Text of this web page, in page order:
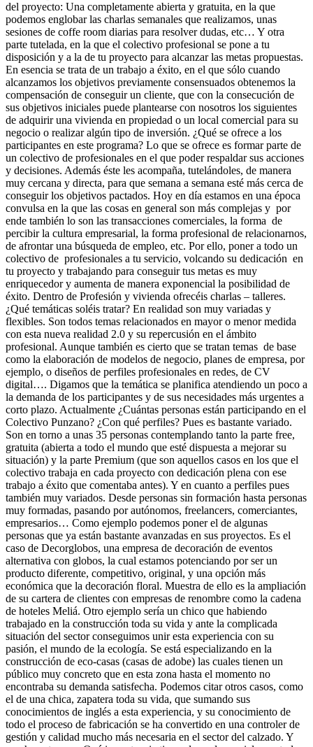
del proyecto: Una completamente abierta y gratuita, en la que
podemos englobar las charlas semanales que realizamos, unas
sesiones de coffe room diarias para resolver dudas, etc… Y otra
parte tutelada, en la que el colectivo profesional se pone a tu
disposición y a la de tu proyecto para alcanzar las metas propuestas.
En esencia se trata de un trabajo a éxito, en el que sólo cuando
alcanzamos los objetivos previamente consensuados obtenemos la
compensación de conseguir un cliente, que con la consecución de
sus objetivos iniciales puede plantearse con nosotros los siguientes
de adquirir una vivienda en propiedad o un local comercial para su
negocio o realizar algún tipo de inversión. ¿Qué se ofrece a los
participantes en este programa? Lo que se ofrece es formar parte de
un colectivo de profesionales en el que poder respaldar sus acciones
y decisiones. Además éste les acompaña, tutelándoles, de manera
muy cercana y directa, para que semana a semana esté más cerca de
conseguir los objetivos pactados. Hoy en día estamos en una época
convulsa en la que las cosas en general son más complejas y por
ende también lo son las transacciones comerciales, la forma de
percibir la cultura empresarial, la forma profesional de relacionarnos,
de afrontar una búsqueda de empleo, etc. Por ello, poner a todo un
colectivo de profesionales a tu servicio, volcando su dedicación en
tu proyecto y trabajando para conseguir tus metas es muy
enriquecedor y aumenta de manera exponencial la posibilidad de
éxito. Dentro de Profesión y vivienda ofrecéis charlas – talleres.
¿Qué temáticas soléis tratar? En realidad son muy variadas y
flexibles. Son todos temas relacionados en mayor o menor medida
con esta nueva realidad 2.0 y su repercusión en el ámbito
profesional. Aunque también es cierto que se tratan temas de base
como la elaboración de modelos de negocio, planes de empresa, por
ejemplo, o diseños de perfiles profesionales en redes, de CV
digital…. Digamos que la temática se planifica atendiendo un poco a
la demanda de los participantes y de sus necesidades más urgentes a
corto plazo. Actualmente ¿Cuántas personas están participando en el
Colectivo Punzano? ¿Con qué perfiles? Pues es bastante variado.
Son en torno a unas 35 personas contemplando tanto la parte free,
gratuita (abierta a todo el mundo que esté dispuesta a mejorar su
situación) y la parte Premium (que son aquellos casos en los que el
colectivo trabaja en cada proyecto con dedicación plena con ese
trabajo a éxito que comentaba antes). Y en cuanto a perfiles pues
también muy variados. Desde personas sin formación hasta personas
muy formadas, pasando por autónomos, freelancers, comerciantes,
empresarios… Como ejemplo podemos poner el de algunas
personas que ya están bastante avanzadas en sus proyectos. Es el
caso de Decorglobos, una empresa de decoración de eventos
alternativa con globos, la cual estamos potenciando por ser un
producto diferente, competitivo, original, y una opción más
económica que la decoración floral. Muestra de ello es la ampliación
de su cartera de clientes con empresas de renombre como la cadena
de hoteles Meliá. Otro ejemplo sería un chico que habiendo
trabajado en la construcción toda su vida y ante la complicada
situación del sector conseguimos unir esta experiencia con su
pasión, el mundo de la ecología. Se está especializando en la
construcción de eco-casas (casas de adobe) las cuales tienen un
público muy concreto que en esta zona hasta el momento no
encontraba su demanda satisfecha. Podemos citar otros casos, como
el de una chica, zapatera toda su vida, que sumando sus
conocimientos de inglés a esta experiencia, y su conocimiento de
todo el proceso de fabricación se ha convertido en una controler de
gestión y calidad mucho más necesaria en el sector del calzado. Y